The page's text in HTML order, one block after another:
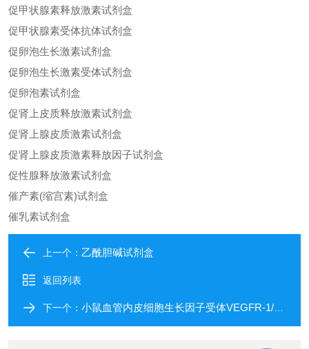
促甲状腺素释放激素试剂盒
促甲状腺素受体抗体试剂盒
促卵泡生长激素试剂盒
促卵泡生长激素受体试剂盒
促卵泡素试剂盒
促肾上皮质释放激素试剂盒
促肾上腺皮质激素试剂盒
促肾上腺皮质激素释放因子试剂盒
促性腺释放激素试剂盒
催产素(缩宫素)试剂盒
催乳素试剂盒
上一个： 乙酰胆碱试剂盒
返回列表
下一个： 小鼠血管内皮细胞生长因子受体VEGFR-1/Flt1